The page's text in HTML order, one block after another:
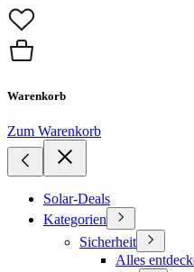
Warenkorb
Zum Warenkorb
Solar-Deals
Kategorien
Sicherheit
Alles